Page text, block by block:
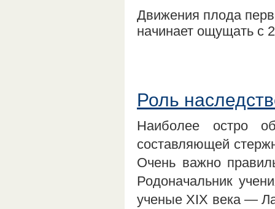
Движения плода
начинает ощущать с
Роль
Наиболее остро
составляющей
Очень важно
Родоначальник
ученые XIX века —